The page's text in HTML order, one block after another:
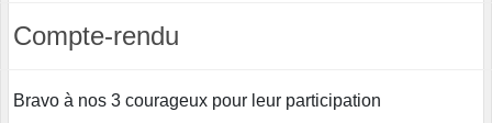
Compte-rendu
Bravo à nos 3 courageux pour leur participation